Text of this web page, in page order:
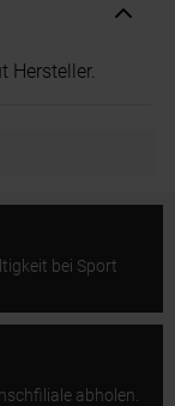
Hersteller.
bei Sport
abholen.